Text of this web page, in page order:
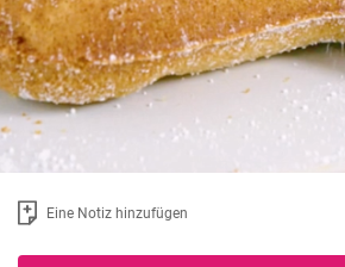
Eine Notiz hinzufügen